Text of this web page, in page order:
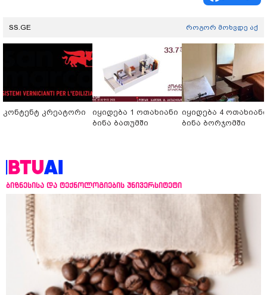
SS.GE როგორ მოხვდე აქ
კონტენტ კრეატორი
იყიდება 1 ოთახიანი
ბინა ბათუმში
იყიდება 4 ოთახიანი
ბინა ბორჯომში
ბიზნესისა და ტექნოლოგიების უნივერსიტეტი